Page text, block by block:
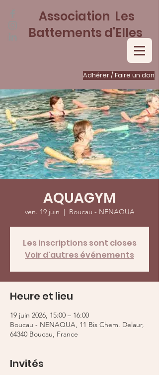
Adhérer / Faire un don
Association Les
Battements d'Elles
AQUAGYM
ven. 19 juin
  |
Boucau - NENAQUA
Les inscriptions sont closes
Voir d'autres événements
Heure et lieu
19 juin 2026, 15:00 – 16:00
Boucau - NENAQUA, 11 Bis Chem. Delaur,
64340 Boucau, France
Invités